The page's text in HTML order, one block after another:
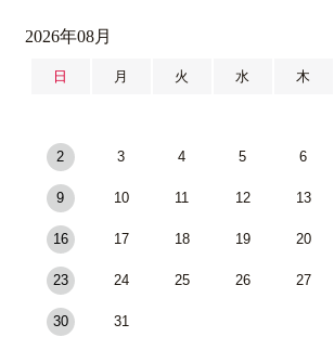
2026年08月
日 月 火 水 木
2 3 4 5 6
9 10 11 12 13
16 17 18 19 20
23 24 25 26 27
30 31